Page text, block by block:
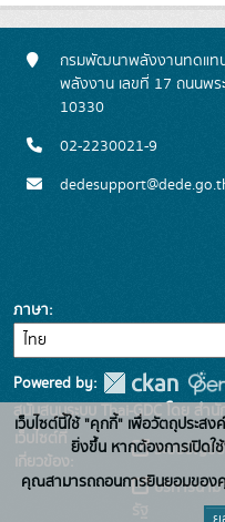
กรมพัฒนาพลังงานทดแท
พลังงาน เลขที่ 17 ถนนพร
10330
02-2230021-9
ภาษา
Powered by:
สนับสนุนระบบ Thai-GDC โดย สำ
เว็บไซต์ที่
เกี่ยวข้อง:
ระบบบัญชี
บริการนา
เว็บไซต์นี้ใช้ "คุกกี้" เพื่อวัตถุประส
ยิ่งขึ้น หากต้องการเปิด
คุณสามารถถอนการยินยอมของ